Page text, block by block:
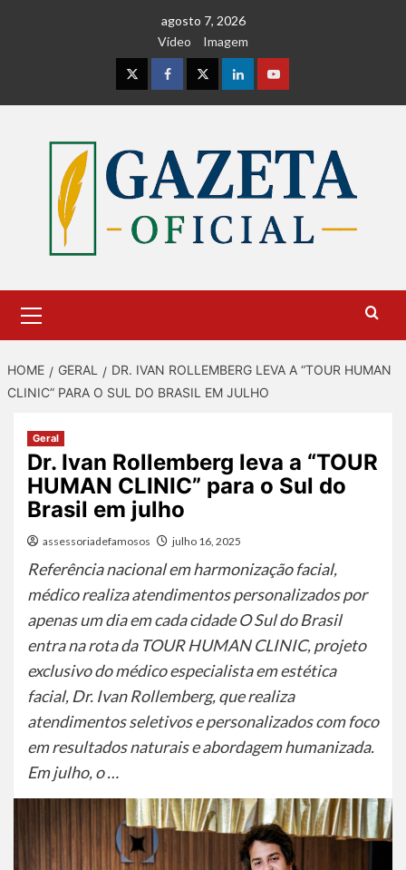
agosto 7, 2026
Vídeo
Imagem
InstagramFacebookTwitterLinkedinYoutube
Menu
HOME GERAL
DR. IVAN ROLLEMBERG LEVA A “TOUR HUMAN
CLINIC” PARA O SUL DO BRASIL EM JULHO
Geral
Dr. Ivan Rollemberg leva a “TOUR
HUMAN CLINIC” para o Sul do
Brasil em julho
assessoriadefamosos julho 16, 2025
Referência nacional em harmonização facial,
médico realiza atendimentos personalizados por
apenas um dia em cada cidade O Sul do Brasil
entra na rota da TOUR HUMAN CLINIC, projeto
exclusivo do médico especialista em estética
facial, Dr. Ivan Rollemberg, que realiza
atendimentos seletivos e personalizados com foco
em resultados naturais e abordagem humanizada.
Em julho, o …